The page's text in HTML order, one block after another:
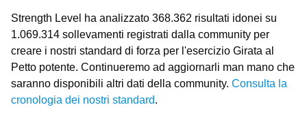
Strength Level ha analizzato 368.362 risultati idonei su
1.069.314 sollevamenti registrati dalla community per
creare i nostri standard di forza per l'esercizio Girata al
Petto potente. Continueremo ad aggiornarli man mano che
saranno disponibili altri dati della community. Consulta la
cronologia dei nostri standard.